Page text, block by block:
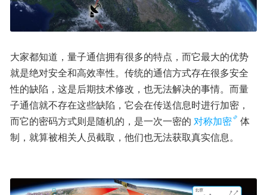
大家都知道，量子通信拥有很多的特点，而它最大的优势
就是绝对安全和高效率性。传统的通信方式存在很多安全
性的缺陷，这是后期技术修改，也无法解决的事情。而量
子通信就不存在这些缺陷，它会在传送信息时进行加密，
而它的密码方式则是随机的，是一次一密的 对称加密
体
制，就算被相关人员截取，他们也无法获取真实信息。